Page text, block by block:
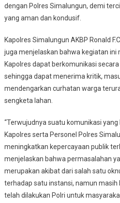
dengan Polres Simalungun, demi
yang aman dan kondusif.
Kapolres Simalungun AKBP Ronald
juga menjelaskan bahwa kegiatan ini
Kapolres dapat berkomunikasi
sehingga dapat menerima kritik,
mendengarkan curhatan warga
sengketa lahan.
“Terwujudnya suatu komunikasi
Kapolres serta Personel Polres
meningkatkan kepercayaan publik
menjelaskan bahwa permasalahan
merupakan akibat dari salah satu
terhadap satu instansi, namun
telah dilakukan Polri untuk